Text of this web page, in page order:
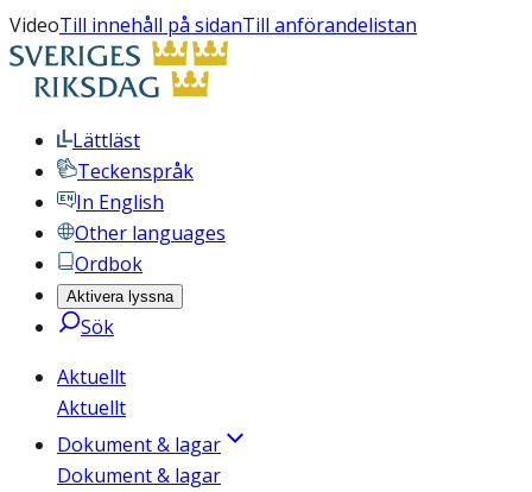
VideoTill innehåll på sidanTill anförandelistan
Lättläst
Teckenspråk
In English
Other languages
Ordbok
Aktivera lyssna
Sök
Aktuellt
Aktuellt
Dokument & lagar
Dokument & lagar